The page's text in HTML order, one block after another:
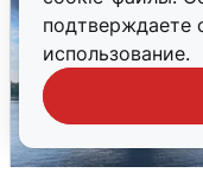
подтверждаете
использование.